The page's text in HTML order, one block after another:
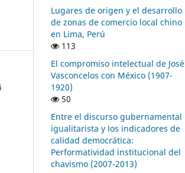
Lugares de origen y el desarrollo
de zonas de comercio local chino
en Lima, Perú
113
El compromiso intelectual de José
Vasconcelos con México (1907-
1920)
50
Entre el discurso gubernamental
igualitarista y los indicadores de
calidad democrática:
Performatividad institucional del
chavismo (2007-2013)